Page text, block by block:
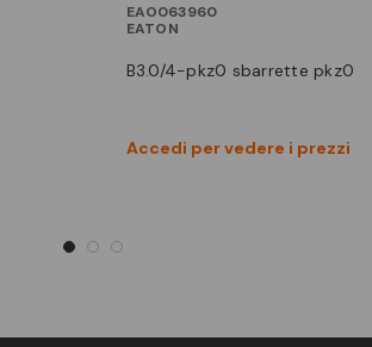
EAO063960
EATON
b3.0/4-pkz0 sbarrette pkz0
Accedi per vedere i prezzi
Confronta